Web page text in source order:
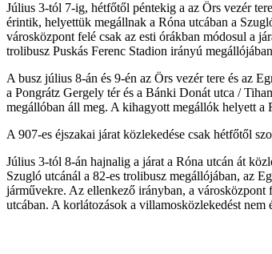
Július 3-tól 7-ig, hétfőtől péntekig a az Örs vezér
érintik, helyettük megállnak a Róna utcában a
városközpont felé csak az esti órákban módosul a
trolibusz Puskás Ferenc Stadion irányú
A busz július 8-án és 9-én az Örs vezér tere és az
a Pongrátz Gergely tér és a Bánki Donát utca /
megállóban áll meg. A kihagyott megállók helyett a
A 907-es éjszakai járat közlekedése csak hétfőtől
Július 3-tól 8-án hajnalig a járat a Róna utcán át
Szugló utcánál a 82-es trolibusz megállójában, az
járművekre. Az ellenkező irányban, a városközpont
utcában. A korlátozások a villamosközlekedést nem